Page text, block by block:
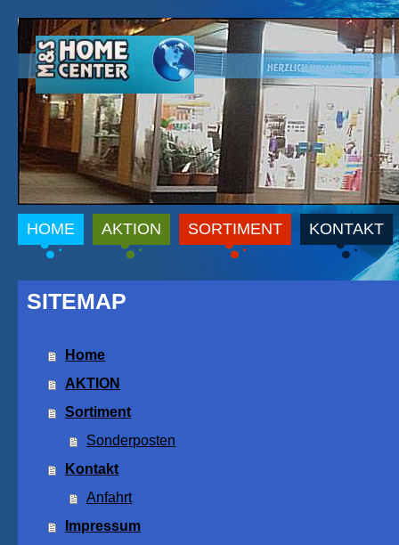
HOME AKTION SORTIMENT KONTAKT
SITEMAP
Home
AKTION
Sortiment
Sonderposten
Kontakt
Anfahrt
Impressum